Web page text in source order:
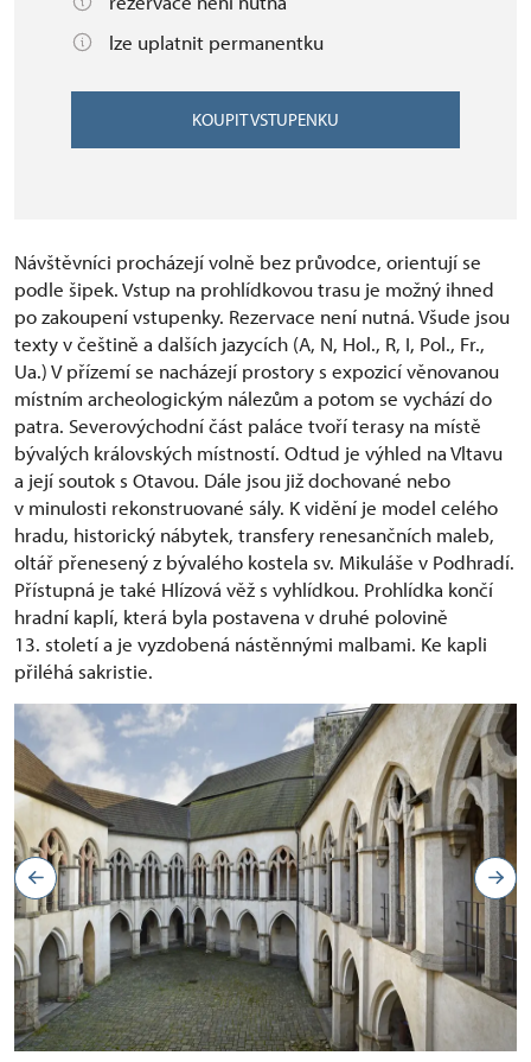
lze uplatnit permanentku
KOUPIT VSTUPENKU
Návštěvníci procházejí volně bez průvodce, orientují se
podle šipek. Vstup na prohlídkovou trasu je možný ihned
po zakoupení vstupenky. Rezervace není nutná. Všude jsou
texty v češtině a dalších jazycích (A, N, Hol., R, I, Pol., Fr.,
Ua.) V přízemí se nacházejí prostory s expozicí věnovanou
místním archeologickým nálezům a potom se vychází do
patra. Severovýchodní část paláce tvoří terasy na místě
bývalých královských místností. Odtud je výhled na Vltavu
a její soutok s Otavou. Dále jsou již dochované nebo
v minulosti rekonstruované sály. K vidění je model celého
hradu, historický nábytek, transfery renesančních maleb,
oltář přenesený z bývalého kostela sv. Mikuláše v Podhradí.
Přístupná je také Hlízová věž s vyhlídkou. Prohlídka končí
hradní kaplí, která byla postavena v druhé polovině
13. století a je vyzdobená nástěnnými malbami. Ke kapli
přiléhá sakristie.